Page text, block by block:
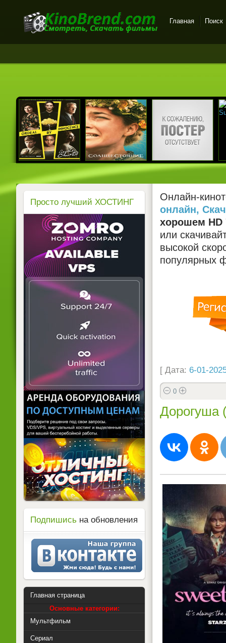
бесплатный просмотр
Главная Поиск
Онлайн-
онлайн,
хорошем HD
или
высокой
популярных
[ Дата: 6-01-
0
Дорогуша
Просто лучший ХОСТИНГ
Подпишись на обновления
Главная страница
Основные категории:
Мультфильм
Сериал